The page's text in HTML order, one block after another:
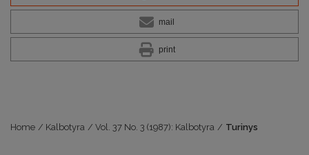
mail
print
Home / Kalbotyra / Vol. 37 No. 3 (1987): Kalbotyra / Turinys